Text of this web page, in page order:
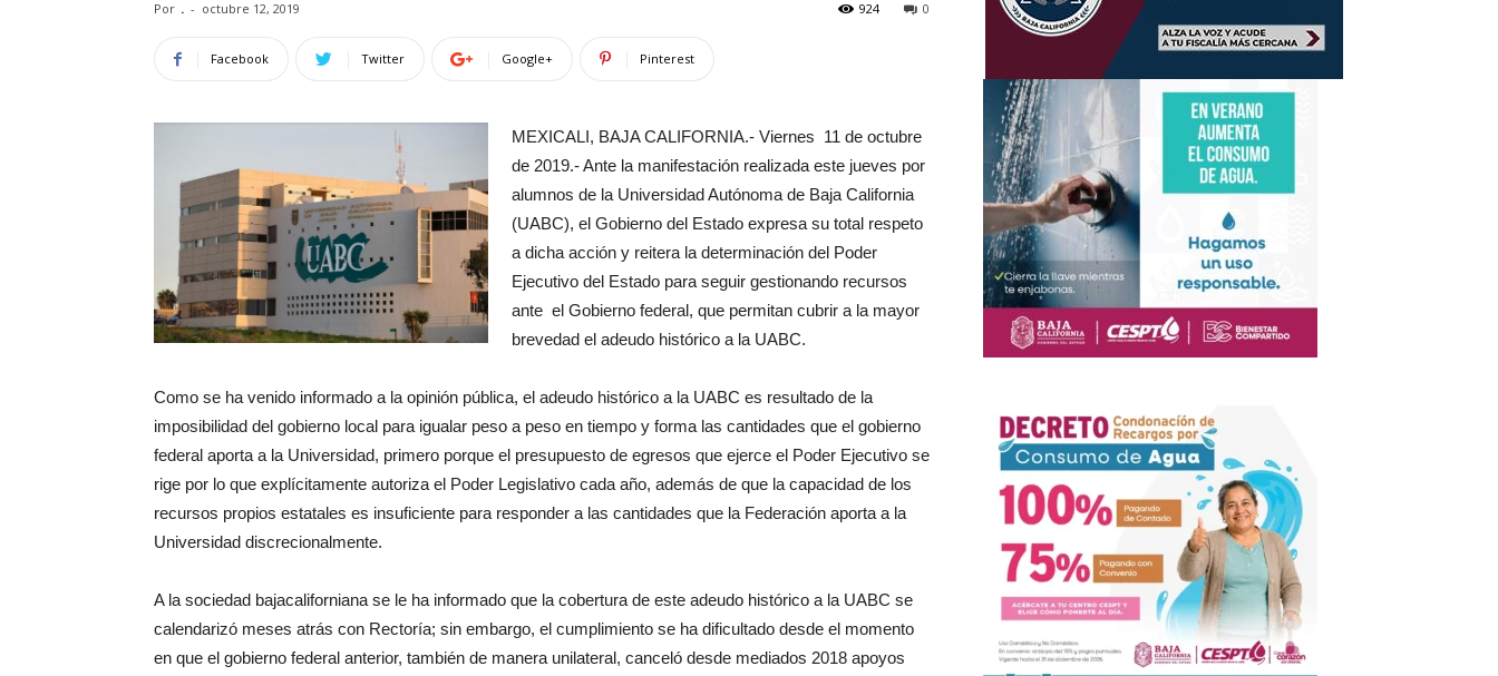
Por . - octubre 12, 2019 0
924
Facebook Twitter Google+ Pinterest
MEXICALI, BAJA CALIFORNIA.- Viernes 11 de octubre
de 2019.- Ante la manifestación realizada este jueves por
alumnos de la Universidad Autónoma de Baja California
(UABC), el Gobierno del Estado expresa su total respeto
a dicha acción y reitera la determinación del Poder
Ejecutivo del Estado para seguir gestionando recursos
ante el Gobierno federal, que permitan cubrir a la mayor
brevedad el adeudo histórico a la UABC.
Como se ha venido informado a la opinión pública, el adeudo histórico a la UABC es resultado de la
imposibilidad del gobierno local para igualar peso a peso en tiempo y forma las cantidades que el gobierno
federal aporta a la Universidad, primero porque el presupuesto de egresos que ejerce el Poder Ejecutivo se
rige por lo que explícitamente autoriza el Poder Legislativo cada año, además de que la capacidad de los
recursos propios estatales es insuficiente para responder a las cantidades que la Federación aporta a la
Universidad discrecionalmente.
A la sociedad bajacaliforniana se le ha informado que la cobertura de este adeudo histórico a la UABC se
calendarizó meses atrás con Rectoría; sin embargo, el cumplimiento se ha dificultado desde el momento
en que el gobierno federal anterior, también de manera unilateral, canceló desde mediados 2018 apoyos